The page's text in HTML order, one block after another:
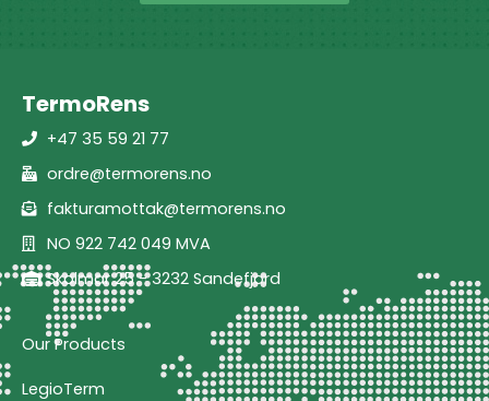
TermoRens
+47 35 59 21 77
ordre@termorens.no
fakturamottak@termorens.no
NO 922 742 049 MVA
Skolmar 25 - 3232 Sandefjord
Our Products
LegioTerm